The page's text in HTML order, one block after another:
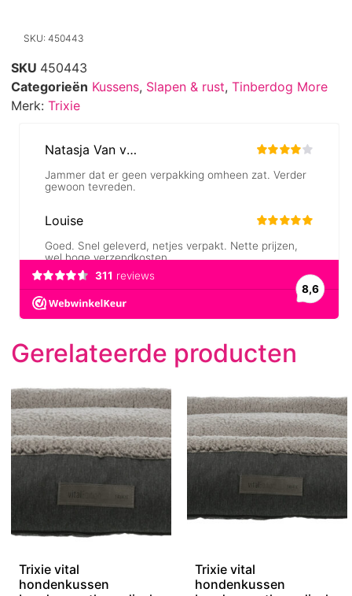
SKU: 450443
SKU 450443
Categorieën Kussens, Slapen & rust, Tinberdog More
Merk: Trixie
Gerelateerde producten
Trixie vital
hondenkussen
Trixie vital
hondenkussen